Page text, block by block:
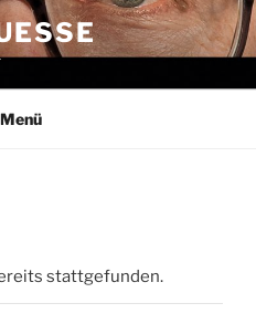
Menü
stattgefunden.